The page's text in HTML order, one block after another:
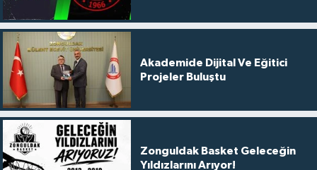
Akademide Dijital Ve Eğitici
Projeler Buluştu
Zonguldak Basket Geleceğin
Yıldızlarını Arıyor!